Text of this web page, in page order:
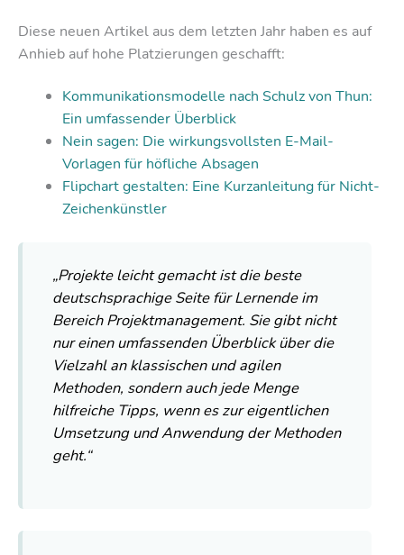
Diese neuen Artikel aus dem letzten Jahr haben es auf
Anhieb auf hohe Platzierungen geschafft:
Kommunikationsmodelle nach Schulz von Thun:
Ein umfassender Überblick
Nein sagen: Die wirkungsvollsten E-Mail-
Vorlagen für höfliche Absagen
Flipchart gestalten: Eine Kurzanleitung für Nicht-
Zeichenkünstler
„Projekte leicht gemacht ist die beste
deutschsprachige Seite für Lernende im
Bereich Projektmanagement. Sie gibt nicht
nur einen umfassenden Überblick über die
Vielzahl an klassischen und agilen
Methoden, sondern auch jede Menge
hilfreiche Tipps, wenn es zur eigentlichen
Umsetzung und Anwendung der Methoden
geht.“